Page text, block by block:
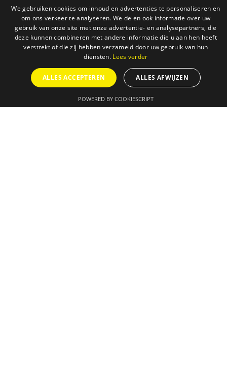
We gebruiken cookies om inhoud en advertenties te personaliseren en
om ons verkeer te analyseren. We delen ook informatie over uw
gebruik van onze site met onze advertentie- en analysepartners, die
deze kunnen combineren met andere informatie die u aan hen heeft
verstrekt of die zij hebben verzameld door uw gebruik van hun
diensten. Lees verder
ALLES ACCEPTEREN ALLES AFWIJZEN
POWERED BY COOKIESCRIPT